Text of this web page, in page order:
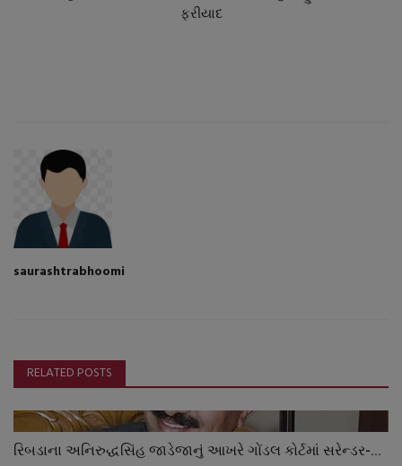
ફરીયાદ
saurashtrabhoomi
RELATED POSTS
રિબડાના અનિરુદ્ધસિંહ જાડેજાનું આખરે ગોંડલ કોર્ટમાં સરેન્ડર-...